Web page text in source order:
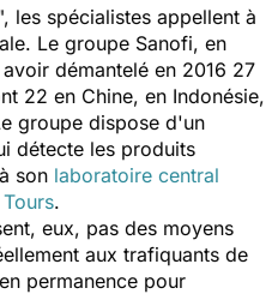
les spécialistes appellent à
Le groupe Sanofi, en
démantelé en 2016 27
22 en Chine, en Indonésie,
groupe dispose d'un
détecte les produits
son laboratoire central
.
eux, pas des moyens
aux trafiquants de
permanence pour